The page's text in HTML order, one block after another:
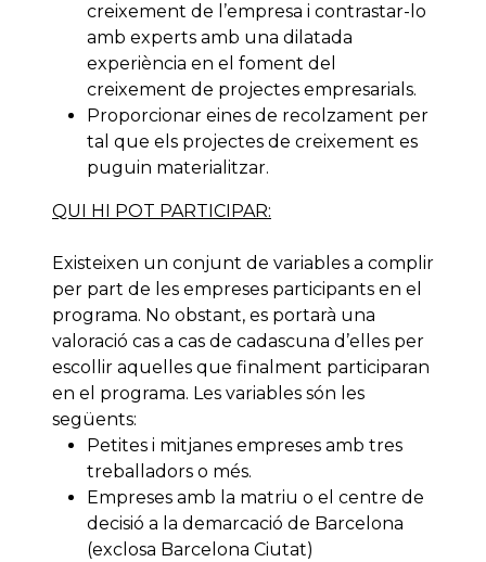
creixement de l’empresa i contrastar-lo
amb experts amb una dilatada
experiència en el foment del
creixement de projectes empresarials.
Proporcionar eines de recolzament per
tal que els projectes de creixement es
puguin materialitzar.
QUI HI POT PARTICIPAR:
Existeixen un conjunt de variables a complir
per part de les empreses participants en el
programa. No obstant, es portarà una
valoració cas a cas de cadascuna d’elles per
escollir aquelles que finalment participaran
en el programa. Les variables són les
següents:
Petites i mitjanes empreses amb tres
treballadors o més.
Empreses amb la matriu o el centre de
decisió a la demarcació de Barcelona
(exclosa Barcelona Ciutat)